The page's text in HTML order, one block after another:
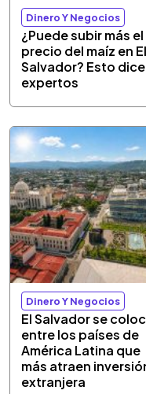
Dinero Y Negocios
¿Puede subir más el
precio del maíz en El
Salvador? Esto
expertos
Dinero Y Negocios
El Salvador se
entre los países de
América Latina que
más atraen
extranjera